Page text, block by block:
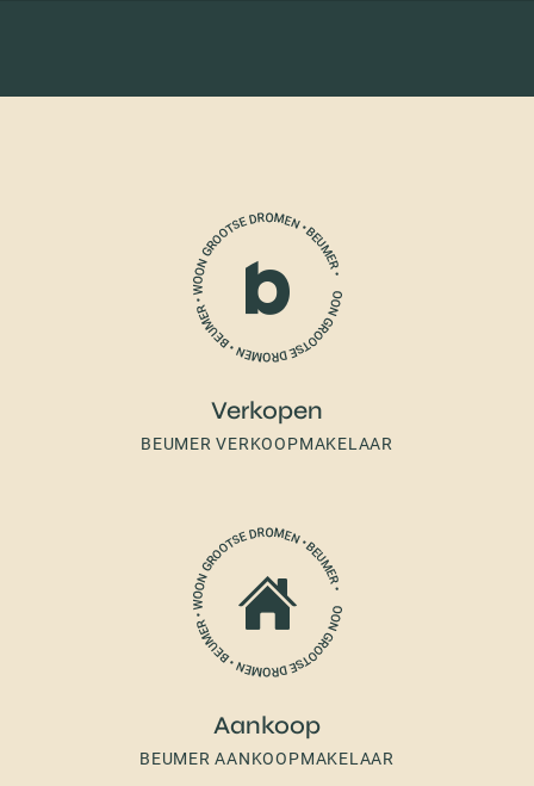
Verkopen
BEUMER VERKOOPMAKELAAR
Aankoop
BEUMER AANKOOPMAKELAAR